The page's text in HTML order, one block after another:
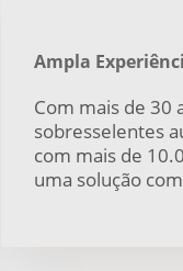
Ampla
Com mais de 30
sobresselentes
com mais de
uma solução